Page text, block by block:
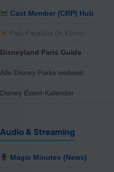
Cast Member (CRP) Hub
Park-Packliste (In Kürze)
Disneyland Paris Guide
Alle Disney Parks weltweit
Disney Event-Kalender
Audio & Streaming
Magic Minutes (News)